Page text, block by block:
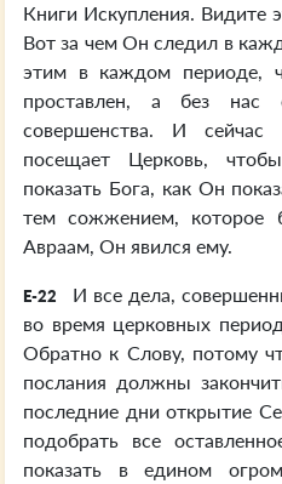
Книги Искупления. Видите
Вот за чем Он следил в
этим в каждом периоде,
проставлен, а без нас
совершенства. И
посещает Церковь,
показать Бога, как Он
тем сожжением, которое
Авраам, Он явился ему.
E-22
И все дела,
во время церковных
Обратно к Слову, потому
послания должны
последние дни открытие
подобрать все
показать в едином